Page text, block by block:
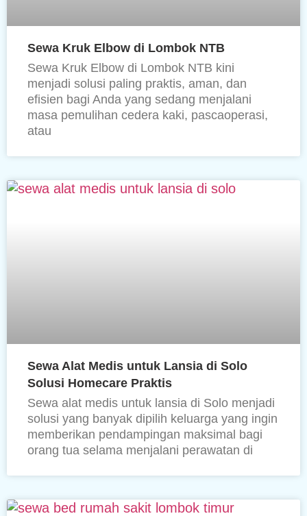
Sewa Kruk Elbow di Lombok NTB
Sewa Kruk Elbow di Lombok NTB kini
menjadi solusi paling praktis, aman, dan
efisien bagi Anda yang sedang menjalani
masa pemulihan cedera kaki, pascaoperasi,
atau
Sewa Alat Medis untuk Lansia di Solo
Solusi Homecare Praktis
Sewa alat medis untuk lansia di Solo menjadi
solusi yang banyak dipilih keluarga yang ingin
memberikan pendampingan maksimal bagi
orang tua selama menjalani perawatan di